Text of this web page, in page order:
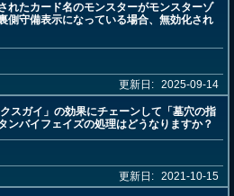
れたカード名のモンスターがモンスターゾ
側守備表示になっている場合、無効化され
更新日: 2025-09-14
スガイ」の効果にチェーンして「墓穴の指
ンバイフェイズの処理はどうなりますか？
更新日: 2021-10-15